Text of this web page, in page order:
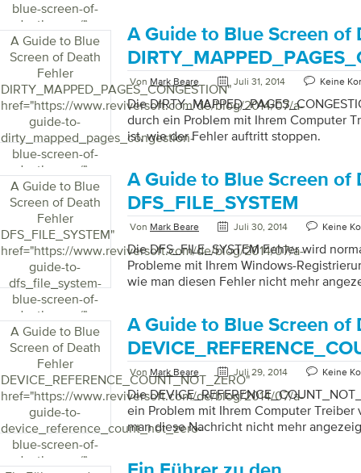
blue-screen-of-
death-error/">
Remote Access Service (RAS) kann
verursachen. Die Verwendung der DLL-
ursprünglich zur
sammelt Daten über Softwarefehler und
an Microsoft. Der Fehler manifestiert
Meldungsfeld angezeigt wird, das
fehlgeschlagen ist, und den Prozess
Benutzer versucht, auf die
A Guide to Blue
Screen of Death
Fehler
DIRTY_MAPPED_PAGES_CONGESTION"
href="https://www.reviversoft.com/de/blog/2014/07/a-
guide-to-
dirty_mapped_pages_congestion-
blue-screen-of-
death-error/">
A Guide to Blue Screen of
Von Mark Beare Juli 31, 2014 Keine
Die
durch ein Problem mit Ihrem Computer
ist, wie der Fehler auftritt stoppen.
A Guide to Blue
Screen of Death
Fehler
DFS_FILE_SYSTEM"
href="https://www.reviversoft.com/de/blog/2014/07/a-
guide-to-
dfs_file_system-
blue-screen-of-
death-error/">
A Guide to Blue Screen of
DFS_FILE_SYSTEM
Von Mark Beare Juli 30, 2014 Keine
Die DFS_FILE_SYSTEM Fehler wird
Probleme mit Ihrem Windows-
wie man diesen Fehler nicht mehr
A Guide to Blue
Screen of Death
Fehler
DEVICE_REFERENCE_COUNT_NOT_ZERO"
href="https://www.reviversoft.com/de/blog/2014/07/a-
guide-to-
device_reference_count_not_zero-
blue-screen-of-
death-error/">
A Guide to Blue Screen of
Von Mark Beare Juli 29, 2014 Keine
Die
ein Problem mit Ihrem Computer Treiber
man diese Nachricht nicht mehr